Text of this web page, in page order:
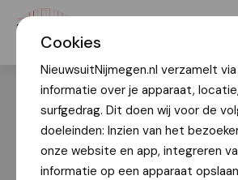
Cookies
NieuwsuitNijmegen.nl verzamelt
informatie over je apparaat,
surfgedrag. Dit doen wij voor de
doeleinden: Inzien van het
onze website en app, integreren
informatie op een apparaat